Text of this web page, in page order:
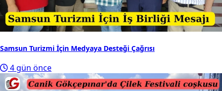
Samsun Turizmi İçin Medyaya Desteği Çağrısı
4 gün önce